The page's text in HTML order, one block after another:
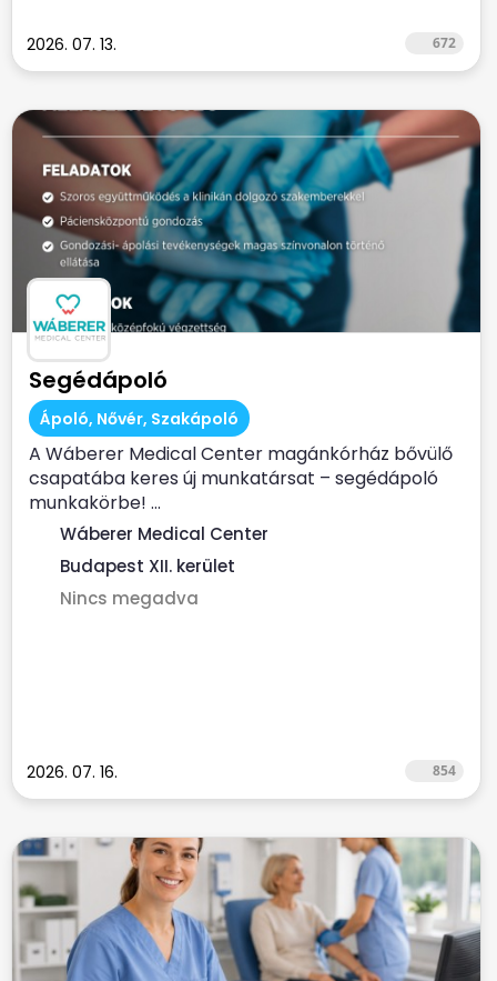
2026. 07. 13. 672
Segédápoló
Ápoló, Nővér, Szakápoló
A Wáberer Medical Center magánkórház bővülő
csapatába keres új munkatársat – segédápoló
munkakörbe! ...
Wáberer Medical Center
Budapest XII. kerület
Nincs megadva
2026. 07. 16. 854